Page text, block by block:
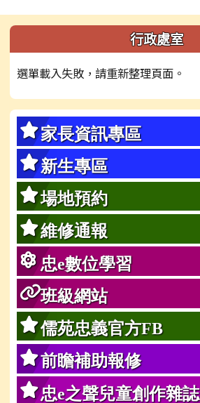
左邊區域內容 行政處室
選單載入失敗，請重新整理頁面。
家長資訊專區
新生專區
場地預約
維修通報
忠e數位學習
班級網站
儒苑忠義官方FB
前瞻補助報修
忠e之聲兒童創作雜誌